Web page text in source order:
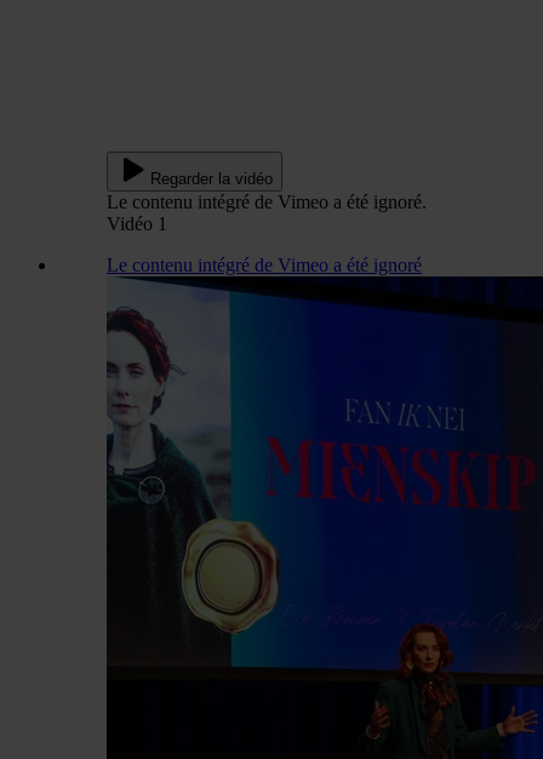
Regarder la vidéo
Le contenu intégré de Vimeo a été ignoré.
Vidéo 1
Le contenu intégré de Vimeo a été ignoré